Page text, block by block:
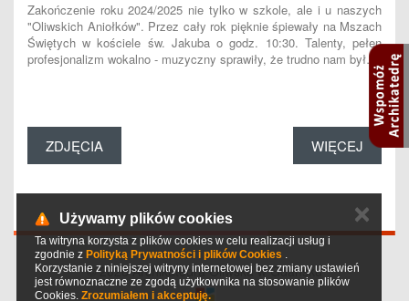
Zakończenie roku 2024/2025 nie tylko w szkole, ale i u naszych
"Oliwskich Aniołków". Przez cały rok pięknie śpiewały na Mszach
Świętych w kościele św. Jakuba o godz. 10:30. Talenty, pełen
profesjonalizm wokalno - muzyczny sprawiły, że trudno nam był…
WIĘCEJ
ZDJĘCIA
© 2026 Archikatedra Oliwska w Gdańsku
Używamy plików cookies
Ta witryna korzysta z plików cookies w celu realizacji usług i
zgodnie z Polityką Prywatności i plików Cookies .
Korzystanie z niniejszej witryny internetowej bez zmiany ustawień
jest równoznaczne ze zgodą użytkownika na stosowanie plików
Cookies. Zrozumiałem i akceptuję.
✕